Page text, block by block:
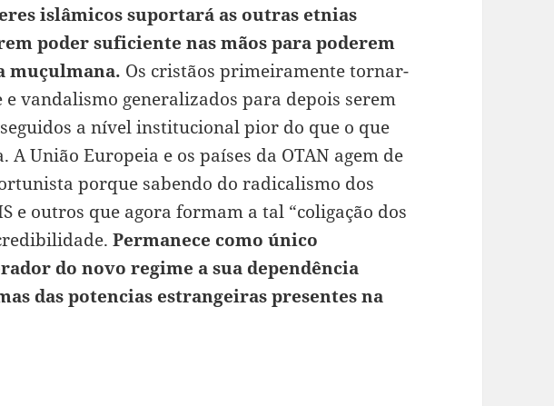
islâmicos suportará as outras etnias
poder suficiente nas mãos para poderem
muçulmana. Os cristãos primeiramente tornar-
e vandalismo generalizados para depois serem
a nível institucional pior do que o que
A União Europeia e os países da OTAN agem de
porque sabendo do radicalismo dos
e outros que agora formam a tal “coligação dos
Permanece como único
do novo regime a sua dependência
das potencias estrangeiras presentes na